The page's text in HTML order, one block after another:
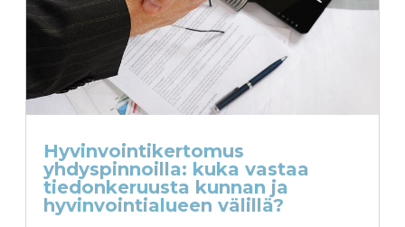
Hyvinvointikertomus
yhdyspinnoilla: kuka vastaa
tiedonkeruusta kunnan ja
hyvinvointialueen välillä?